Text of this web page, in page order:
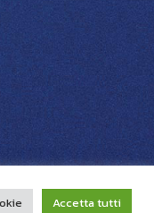
Accetta tutti
e ti risponderemo il
su Whatsapp!